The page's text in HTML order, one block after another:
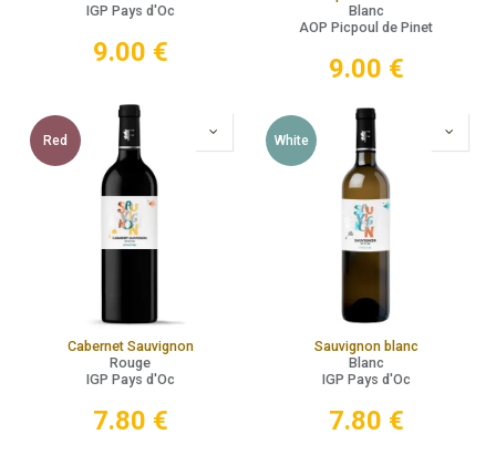
IGP Pays d'Oc
9.00 €
Blanc
AOP Picpoul de Pinet
9.00 €
Red
Cabernet Sauvignon
Rouge
IGP Pays d'Oc
7.80 €
White
Sauvignon blanc
Blanc
IGP Pays d'Oc
7.80 €